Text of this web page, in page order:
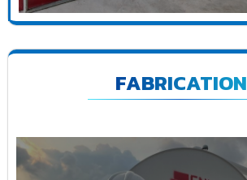
FABRICATION